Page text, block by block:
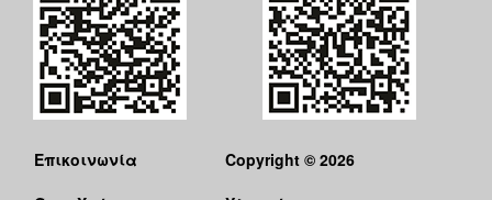
Επικοινωνία
Copyright © 2026